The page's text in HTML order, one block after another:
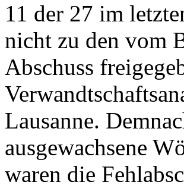
11 der 27 im
nicht zu den vom
Abschuss
Lausanne.
ausgewachsene
waren die